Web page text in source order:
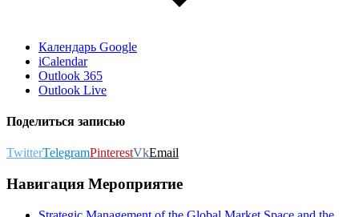
Календарь Google
iCalendar
Outlook 365
Outlook Live
Поделиться записью
TwitterTelegramPinterestVkEmail
Навигация Мероприятие